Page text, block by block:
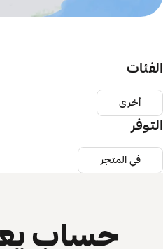
الفئات
أخرى
التوفر
في المتجر
حساب